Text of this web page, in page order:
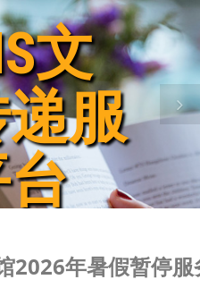
文
服
文
服
文
服
文
服
文
服
2026年暑假暂停服